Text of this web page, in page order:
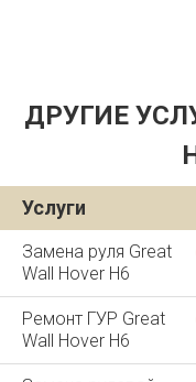
ДРУГИЕ
Услуги
Замена руля Great
Wall Hover H6
Ремонт ГУР Great
Wall Hover H6